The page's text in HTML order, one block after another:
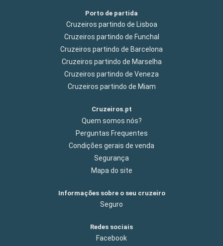
Porto de partida
Cruzeiros partindo de Lisboa
Cruzeiros partindo de Funchal
Cruzeiros partindo de Barcelona
Cruzeiros partindo de Marselha
Cruzeiros partindo de Veneza
Cruzeiros partindo de Miam
Cruzeiros.pt
Quem somos nós?
Perguntas Frequentes
Condições gerais de venda
Segurança
Mapa do site
Informações sobre o seu cruzeiro
Seguro
Redes sociais
Facebook